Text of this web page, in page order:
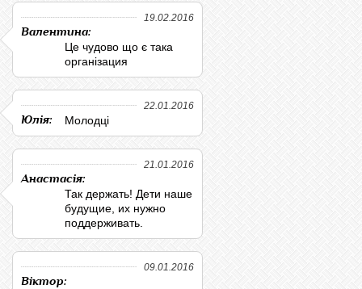
19.02.2016
Валентина:
Це чудово що є така
організация
22.01.2016
Юлія: Молодці
21.01.2016
Анастасія:
Так держать! Дети наше
будущие, их нужно
поддерживать.
09.01.2016
Віктор: